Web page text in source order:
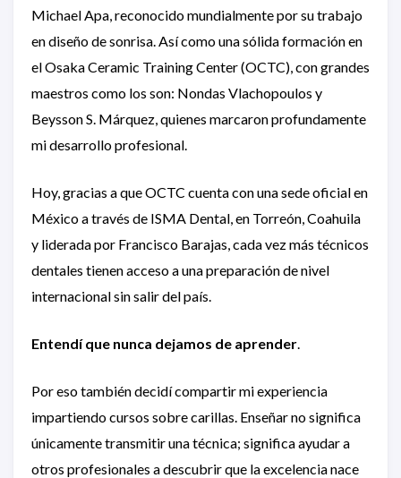
Michael Apa, reconocido mundialmente por su trabajo
en diseño de sonrisa. Así como una sólida formación en
el Osaka Ceramic Training Center (OCTC), con grandes
maestros como los son: Nondas Vlachopoulos y
Beysson S. Márquez, quienes marcaron profundamente
mi desarrollo profesional.
Hoy, gracias a que OCTC cuenta con una sede oficial en
México a través de ISMA Dental, en Torreón, Coahuila
y liderada por Francisco Barajas, cada vez más técnicos
dentales tienen acceso a una preparación de nivel
internacional sin salir del país.
Entendí que nunca dejamos de aprender.
Por eso también decidí compartir mi experiencia
impartiendo cursos sobre carillas. Enseñar no significa
únicamente transmitir una técnica; significa ayudar a
otros profesionales a descubrir que la excelencia nace